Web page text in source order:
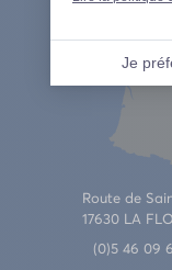
Route de
17630 LA
(0)5 46 09